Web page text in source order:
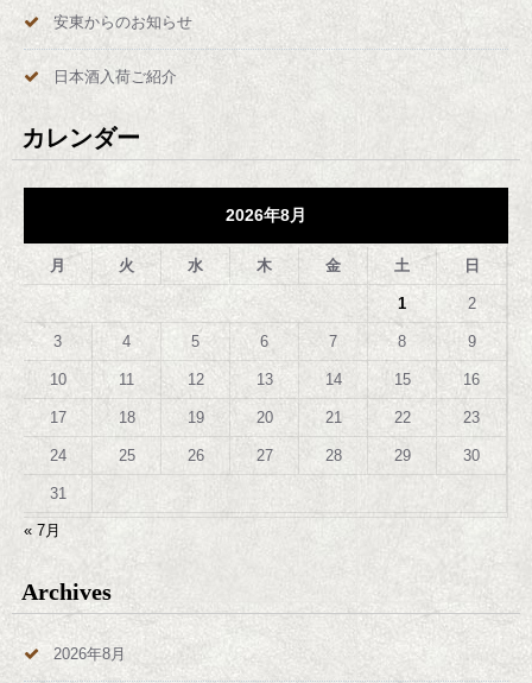
安東からのお知らせ
日本酒入荷ご紹介
カレンダー
2026年8月
月 火 水 木 金 土 日
1 2
3 4 5 6 7 8 9
10 11 12 13 14 15 16
17 18 19 20 21 22 23
24 25 26 27 28 29 30
31
« 7月
Archives
2026年8月